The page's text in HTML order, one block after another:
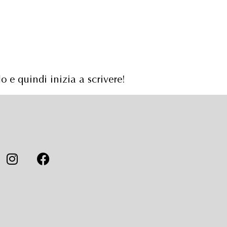
e quindi inizia a scrivere!